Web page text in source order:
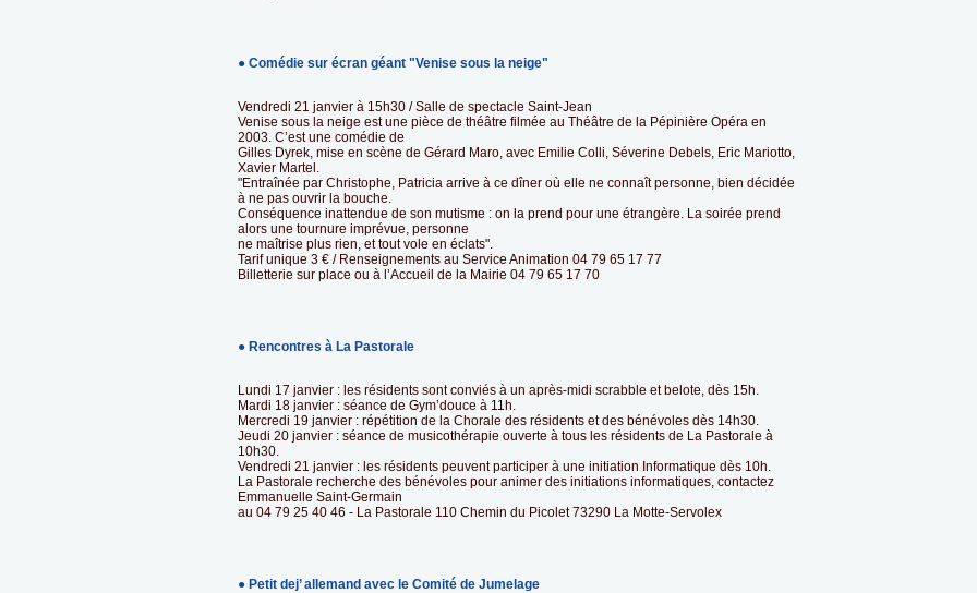
● Comédie sur écran géant "Venise sous la neige"
Vendredi 21 janvier à 15h30 / Salle de spectacle Saint-Jean
Venise sous la neige est une pièce de théâtre filmée au Théâtre de la Pépinière Opéra en
2003. C’est une comédie de
Gilles Dyrek, mise en scène de Gérard Maro, avec Emilie Colli, Séverine Debels, Eric Mariotto,
Xavier Martel.
"Entraînée par Christophe, Patricia arrive à ce dîner où elle ne connaît personne, bien décidée
à ne pas ouvrir la bouche.
Conséquence inattendue de son mutisme : on la prend pour une étrangère. La soirée prend
alors une tournure imprévue, personne
ne maîtrise plus rien, et tout vole en éclats".
Tarif unique 3 € / Renseignements au Service Animation 04 79 65 17 77
Billetterie sur place ou à l’Accueil de la Mairie 04 79 65 17 70
● Rencontres à La Pastorale
Lundi 17 janvier : les résidents sont conviés à un après-midi scrabble et belote, dès 15h.
Mardi 18 janvier : séance de Gym’douce à 11h.
Mercredi 19 janvier : répétition de la Chorale des résidents et des bénévoles dès 14h30.
Jeudi 20 janvier : séance de musicothérapie ouverte à tous les résidents de La Pastorale à
10h30.
Vendredi 21 janvier : les résidents peuvent participer à une initiation Informatique dès 10h.
La Pastorale recherche des bénévoles pour animer des initiations informatiques, contactez
Emmanuelle Saint-Germain
au 04 79 25 40 46 - La Pastorale 110 Chemin du Picolet 73290 La Motte-Servolex
● Petit dej’ allemand avec le Comité de Jumelage